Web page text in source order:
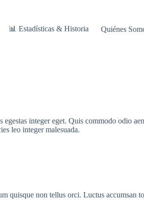
📊 Estadísticas & Historia Quiénes
integer eget. Quis commodo odio
leo integer malesuada.
non tellus orci. Luctus accumsan